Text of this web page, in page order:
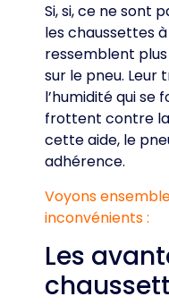
Si, si, ce ne sont
les chaussettes
ressemblent
sur le pneu. Leur
l’humidité qui se
frottent contre
cette aide, le
adhérence.
Voyons
inconvénients :
Les